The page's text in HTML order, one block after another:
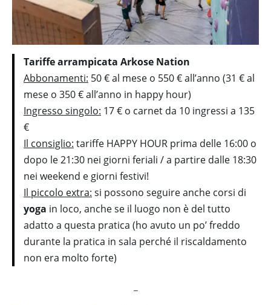
Tariffe arrampicata Arkose Nation
Abbonamenti: 50 € al mese o 550 € all’anno (31 € al
mese o 350 € all’anno in happy hour)
Ingresso singolo: 17 € o carnet da 10 ingressi a 135
€
Il consiglio: tariffe HAPPY HOUR prima delle 16:00 o
dopo le 21:30 nei giorni feriali / a partire dalle 18:30
nei weekend e giorni festivi!
Il piccolo extra: si possono seguire anche corsi di
yoga in loco, anche se il luogo non è del tutto
adatto a questa pratica (ho avuto un po’ freddo
durante la pratica in sala perché il riscaldamento
non era molto forte)